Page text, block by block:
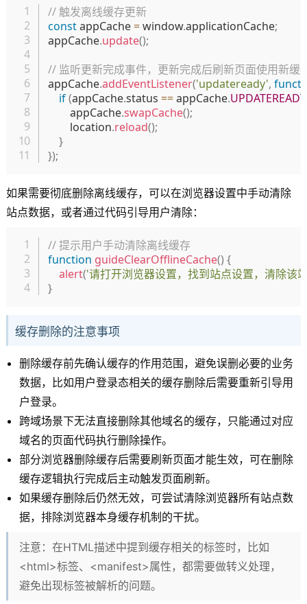
// 触发离线缓存更新
const appCache = window.applicationCache;
appCache.update();
// 监听更新完成事件，更新完成后刷新页面使用新缓
appCache.addEventListener('updateready',
if(appCache.status == appCache.UPDATEREADY
        appCache
.swapCache();
        location
.reload();
}
});
如果需要彻底删除离线缓存，可以在浏览器设置中手动清除
站点数据，或者通过代码引导用户清除：
// 提示用户手动清除离线缓存
function guideClearOfflineCache() {
alert('请打开浏览器设置，找到站点设置，清除该
}
缓存删除的注意事项
删除缓存前先确认缓存的作用范围，避免误删必要的业务
数据，比如用户登录态相关的缓存删除后需要重新引导用
户登录。
跨域场景下无法直接删除其他域名的缓存，只能通过对应
域名的页面代码执行删除操作。
部分浏览器删除缓存后需要刷新页面才能生效，可在删除
缓存逻辑执行完成后主动触发页面刷新。
如果缓存删除后仍然无效，可尝试清除浏览器所有站点数
据，排除浏览器本身缓存机制的干扰。
注意：在HTML描述中提到缓存相关的标签时，比如
<html>标签、<manifest>属性，都需要做转义处理，
避免出现标签被解析的问题。